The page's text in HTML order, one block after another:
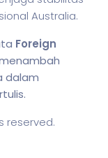
Australia.
Foreign
dalam
reserved.